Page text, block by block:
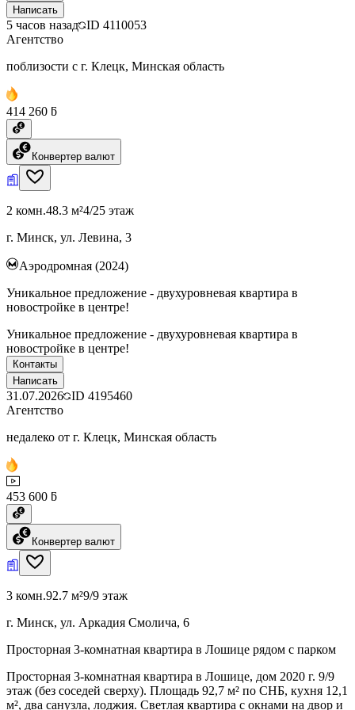
Написать
5 часов назад ID 4110053
Агентство
поблизости с г. Клецк, Минская область
414 260 ƃ
Конвертер валют
2 комн.48.3 м²4/25 этаж
г. Минск, ул. Левина, 3
Аэродромная (2024)
Уникальное предложение - двухуровневая квартира в
новостройке в центре!
Уникальное предложение - двухуровневая квартира в
новостройке в центре!
Контакты
Написать
31.07.2026 ID 4195460
Агентство
недалеко от г. Клецк, Минская область
453 600 ƃ
Конвертер валют
3 комн.92.7 м²9/9 этаж
г. Минск, ул. Аркадия Смолича, 6
Просторная 3-комнатная квартира в Лошице рядом с парком
Просторная 3-комнатная квартира в Лошице, дом 2020 г. 9/9
этаж (без соседей сверху). Площадь 92,7 м² по СНБ, кухня 12,1
м², два санузла, лоджия. Светлая квартира с окнами на двор и